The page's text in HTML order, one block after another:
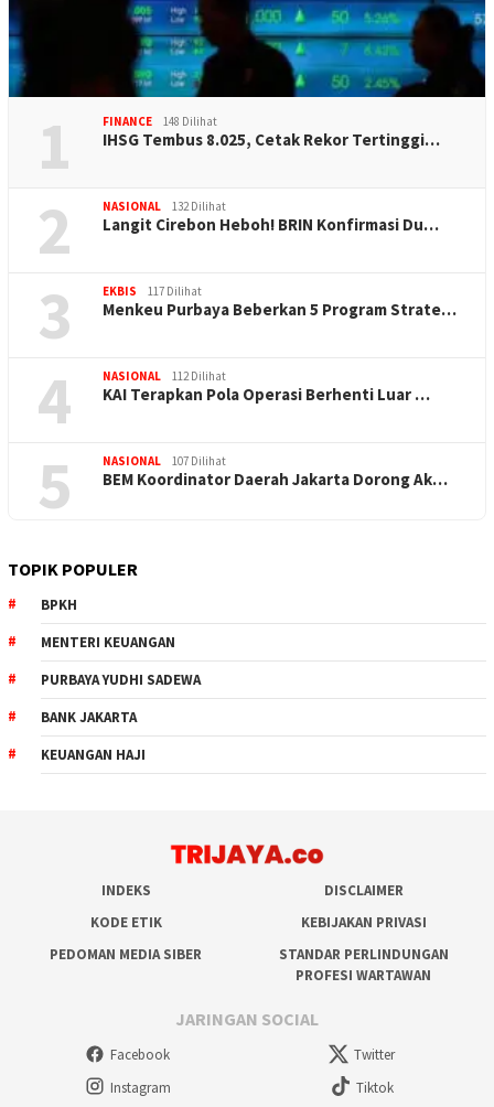
1 FINANCE 148 Dilihat
IHSG Tembus 8.025, Cetak Rekor Tertinggi…
2 NASIONAL 132 Dilihat
Langit Cirebon Heboh! BRIN Konfirmasi Du…
3 EKBIS 117 Dilihat
Menkeu Purbaya Beberkan 5 Program Strate…
4 NASIONAL 112 Dilihat
KAI Terapkan Pola Operasi Berhenti Luar …
5 NASIONAL 107 Dilihat
BEM Koordinator Daerah Jakarta Dorong Ak…
TOPIK POPULER
BPKH
MENTERI KEUANGAN
PURBAYA YUDHI SADEWA
BANK JAKARTA
KEUANGAN HAJI
INDEKS
DISCLAIMER
KODE ETIK
KEBIJAKAN PRIVASI
PEDOMAN MEDIA SIBER
STANDAR PERLINDUNGAN
PROFESI WARTAWAN
JARINGAN SOCIAL
Facebook
Twitter
Instagram
Tiktok